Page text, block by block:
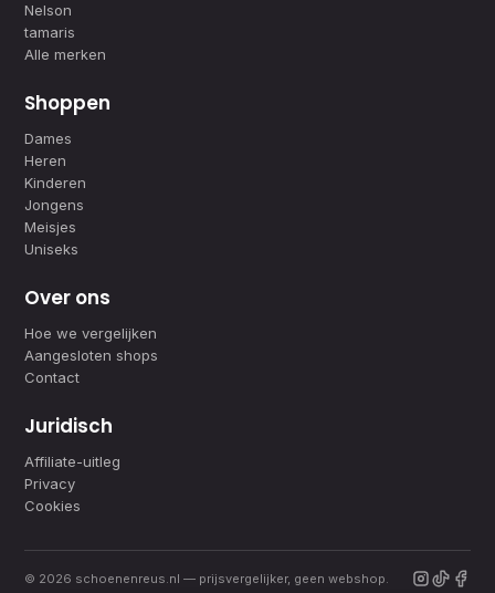
Nelson
tamaris
Alle merken
Shoppen
Dames
Heren
Kinderen
Jongens
Meisjes
Uniseks
Over ons
Hoe we vergelijken
Aangesloten shops
Contact
Juridisch
Affiliate-uitleg
Privacy
Cookies
© 2026 schoenenreus.nl — prijsvergelijker, geen webshop.